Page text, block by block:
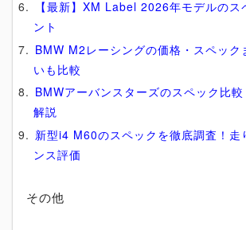
【最新】XM Label 2026年モデルの
ント
BMW M2レーシングの価格・スペッ
いも比較
BMWアーバンスターズのスペック比
解説
新型i4 M60のスペックを徹底調査！走
ンス評価
その他